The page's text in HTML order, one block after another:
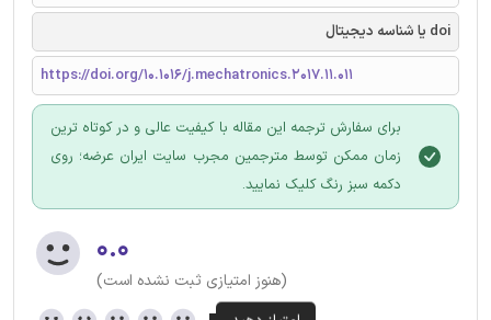
doi یا شناسه دیجیتال
https://doi.org/10.1016/j.mechatronics.2017.11.011
برای سفارش ترجمه این مقاله با کیفیت عالی و در کوتاه ترین
زمان ممکن توسط مترجمین مجرب سایت ایران عرضه؛ روی
دکمه سبز رنگ کلیک نمایید.
۰.۰
(هنوز امتیازی ثبت نشده است)